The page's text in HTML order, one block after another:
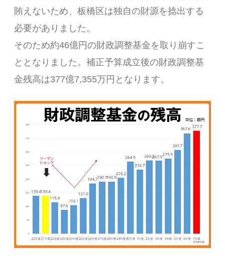
賄えないため、板橋区は独自の財源を捻出する
必要がありました。
そのため約46億円の財政調整基金を取り崩すこ
ととなりました。補正予算成立後の財政調整基
金残高は377億7,355万円となります。